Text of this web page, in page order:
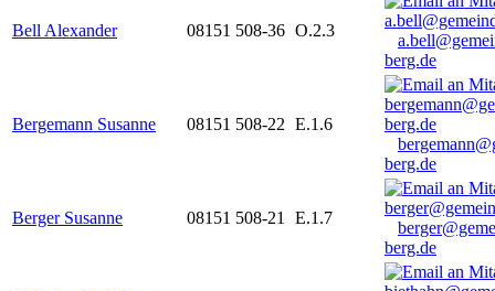
Bell Alexander 08151 508-36 O.2.3
berg.de
Bergemann Susanne 08151 508-22 E.1.6
berg.de
Berger Susanne 08151 508-21 E.1.7
berg.de